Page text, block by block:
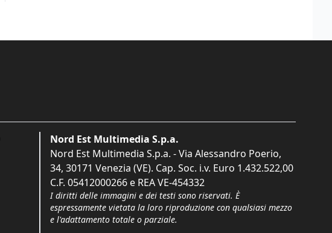
Nord Est Multimedia S.p.a.
Nord Est Multimedia S.p.a. - Via Alessandro Poerio,
34, 30171 Venezia (VE). Cap. Soc. i.v. Euro 1.432.522,00
C.F. 05412000266 e REA VE-454332
I diritti delle immagini e dei testi sono riservati. È
espressamente vietata la loro riproduzione con qualsiasi mezzo
e l'adattamento totale o parziale.